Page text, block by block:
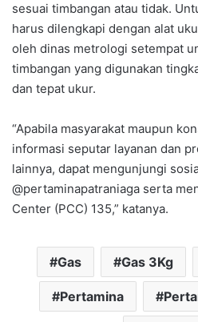
sesuai timbangan atau tidak.
harus dilengkapi dengan alat
oleh dinas metrologi setempat
timbangan yang digunakan
dan tepat ukur.
“Apabila masyarakat maupun
informasi seputar layanan dan
lainnya, dapat mengunjungi
@pertaminapatraniaga serta
Center (PCC) 135,” katanya.
Gas Gas 3Kg
Pertamina